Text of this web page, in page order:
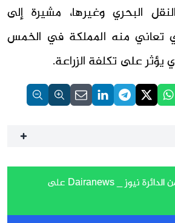
البحري وغيرها، مشيرة إلى
تعاني منه المملكة في الخمس
يؤثر على تكلفة الزراعة.
تابع آخر الأخبار من الدائرة نيوز _ Dairanews على